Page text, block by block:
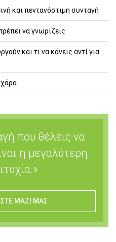
και πεντανόστιμη συνταγή
να γνωρίζεις
και τι να κάνεις αντί για
που θέλεις να
η μεγαλύτερη
ΜΑΖΙ ΜΑΣ